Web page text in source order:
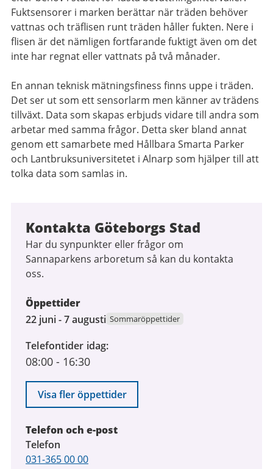
Fuktsensorer i marken berättar när träden behöver
vattnas och träflisen runt träden håller fukten. Nere i
flisen är det nämligen fortfarande fuktigt även om det
inte har regnat eller vattnats på två månader.
En annan teknisk mätningsfiness finns uppe i träden.
Det ser ut som ett sensorlarm men känner av trädens
tillväxt. Data som skapas erbjuds vidare till andra som
arbetar med samma frågor. Detta sker bland annat
genom ett samarbete med Hållbara Smarta Parker
och Lantbruksuniversitetet i Alnarp som hjälper till att
tolka data som samlas in.
Kontakta Göteborgs Stad
Har du synpunkter eller frågor om
Sannaparkens arboretum så kan du kontakta
oss.
Öppettider
22
2026
till
augusti
2026
22 juni - 7 augusti Sommaröppettider
Telefontider idag
08:00 - 16:30
Visa fler öppettider
Telefon och e-post
Telefon
031-365 00 00